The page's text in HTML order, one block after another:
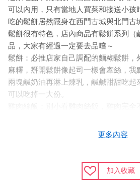
可以內用，只有當地人買菜和接送小孩
吃的鬆餅居然隱身在西門古城與北門古
鬆餅很有特色，店內商品有鬆餅系列（
品，大家有經過一定要去品嚐～
鬆餅：必推店家自己調配的麵糊鬆餅，
麻糬，掰開鬆餅像起司一樣會牽絲，我
兩塊鹹奶油再淋上煉乳，鹹鹹甜甜吃起
可以吃掉一大份。
氣非常十足，而且半熟荷包蛋與熱熱的
純粹的一杯飲品，一口麥茶一口鬆餅非
更多內容
加入收藏